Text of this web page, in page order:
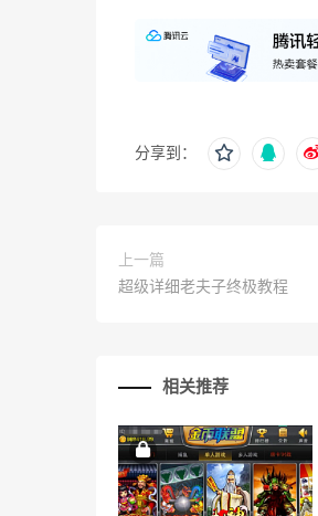
分享到：
上一篇
超级详细老夫子终极教程
相关推荐